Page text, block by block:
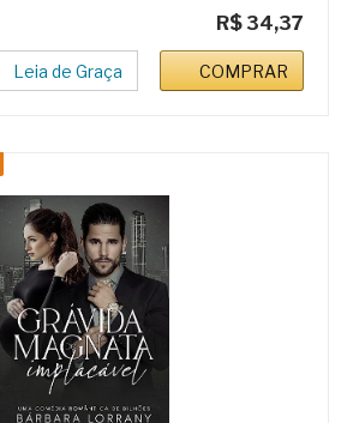
R$ 34,37
Leia de Graça COMPRAR